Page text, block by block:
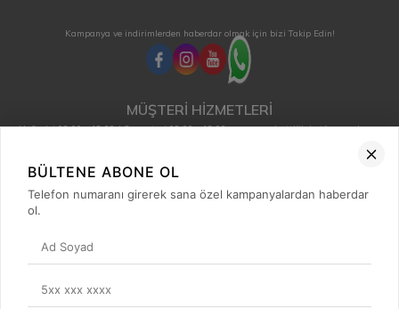
Kampanya ve indirimlerden haberdar olmak için bizi Takip Edin!
MÜŞTERİ HİZMETLERİ
Hafta içi 08:00 - 18:00 / Cumartesi 08:00 - 13:00 arası merak ettiğiniz tüm sorular ve
0850 515 01 10
Kategoriler
BÜLTENE ABONE OL
Telefon numaranı girerek sana özel kampanyalardan haberdar
ol.